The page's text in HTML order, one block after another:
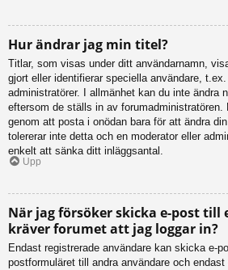
Hur ändrar jag min titel?
Titlar, som visas under ditt användarnamn,
gjort eller identifierar speciella användare,
administratörer. I allmänhet kan du inte ändra
eftersom de ställs in av forumadministratören.
genom att posta i onödan bara för att ändra
tolererar inte detta och en moderator eller
enkelt att sänka ditt inläggsantal.
Upp
När jag försöker skicka e-post till
kräver forumet att jag loggar in?
Endast registrerade användare kan skicka e-
postformuläret till andra användare och